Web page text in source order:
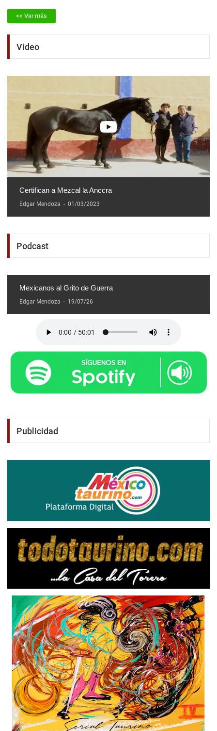
<< Ver más
Video
Certifican a Mezcal la Anccra
Edgar Mendoza - 01/03/2023
Podcast
Mexicanos al Grito de Guerra
Edgar Mendoza - 19/07/26
Publicidad